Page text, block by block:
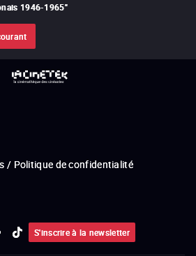
1946-1965"
/ Politique de confidentialité
S'inscrire à la newsletter